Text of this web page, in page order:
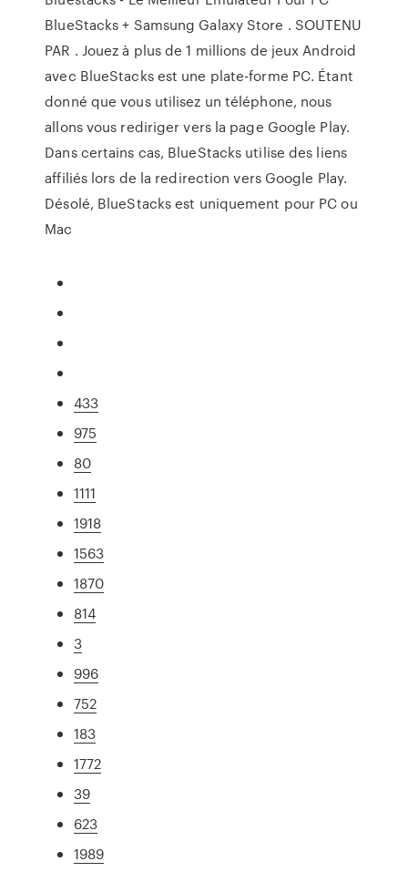
BlueStacks + Samsung Galaxy Store . SOUTENU
PAR . Jouez à plus de 1 millions de jeux Android
avec BlueStacks est une plate-forme PC. Étant
donné que vous utilisez un téléphone, nous
allons vous rediriger vers la page Google Play.
Dans certains cas, BlueStacks utilise des liens
affiliés lors de la redirection vers Google Play.
Désolé, BlueStacks est uniquement pour PC ou
Mac
433
975
80
1111
1918
1563
1870
814
3
996
752
183
1772
39
623
1989